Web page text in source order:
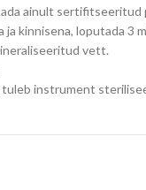
ainult
kinnisena, loputada 3
vett.
instrument